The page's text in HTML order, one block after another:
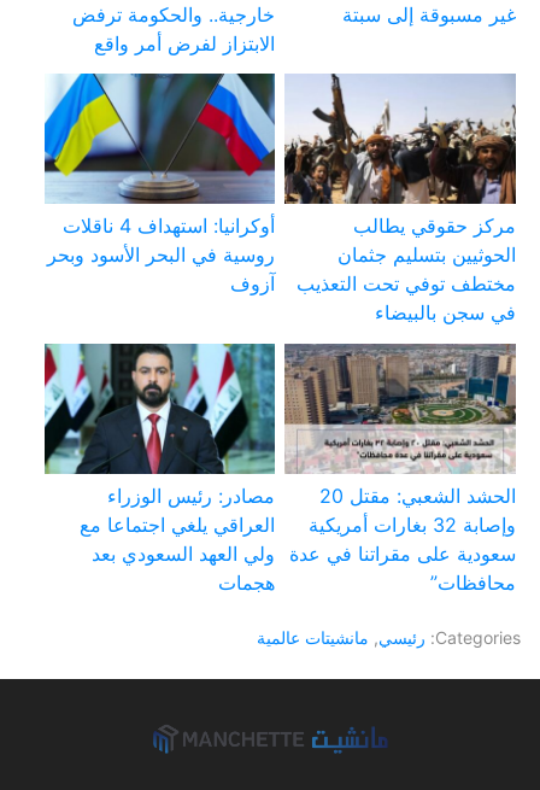
غير مسبوقة إلى سبتة
خارجية.. والحكومة ترفض
الابتزاز لفرض أمر واقع
مركز حقوقي يطالب
الحوثيين بتسليم جثمان
مختطف توفي تحت التعذيب
في سجن بالبيضاء
أوكرانيا: استهداف 4 ناقلات
روسية في البحر الأسود وبحر
آزوف
الحشد الشعبي: مقتل 20
وإصابة 32 بغارات أمريكية
سعودية على مقراتنا في عدة
محافظات”
مصادر: رئيس الوزراء
العراقي يلغي اجتماعا مع
ولي العهد السعودي بعد
هجمات
Categories: رئيسي, مانشيتات عالمية